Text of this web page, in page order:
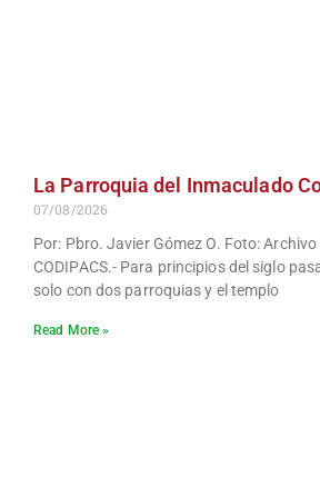
La Parroquia del Inmaculado
07/08/2026
Por: Pbro. Javier Gómez O. Foto: Archivo
CODIPACS.- Para principios del siglo
solo con dos parroquias y el templo
Read More »